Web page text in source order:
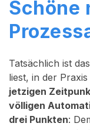
Schöne
Tatsächlich ist
liest, in der
jetzigen
völligen
drei Punkten: